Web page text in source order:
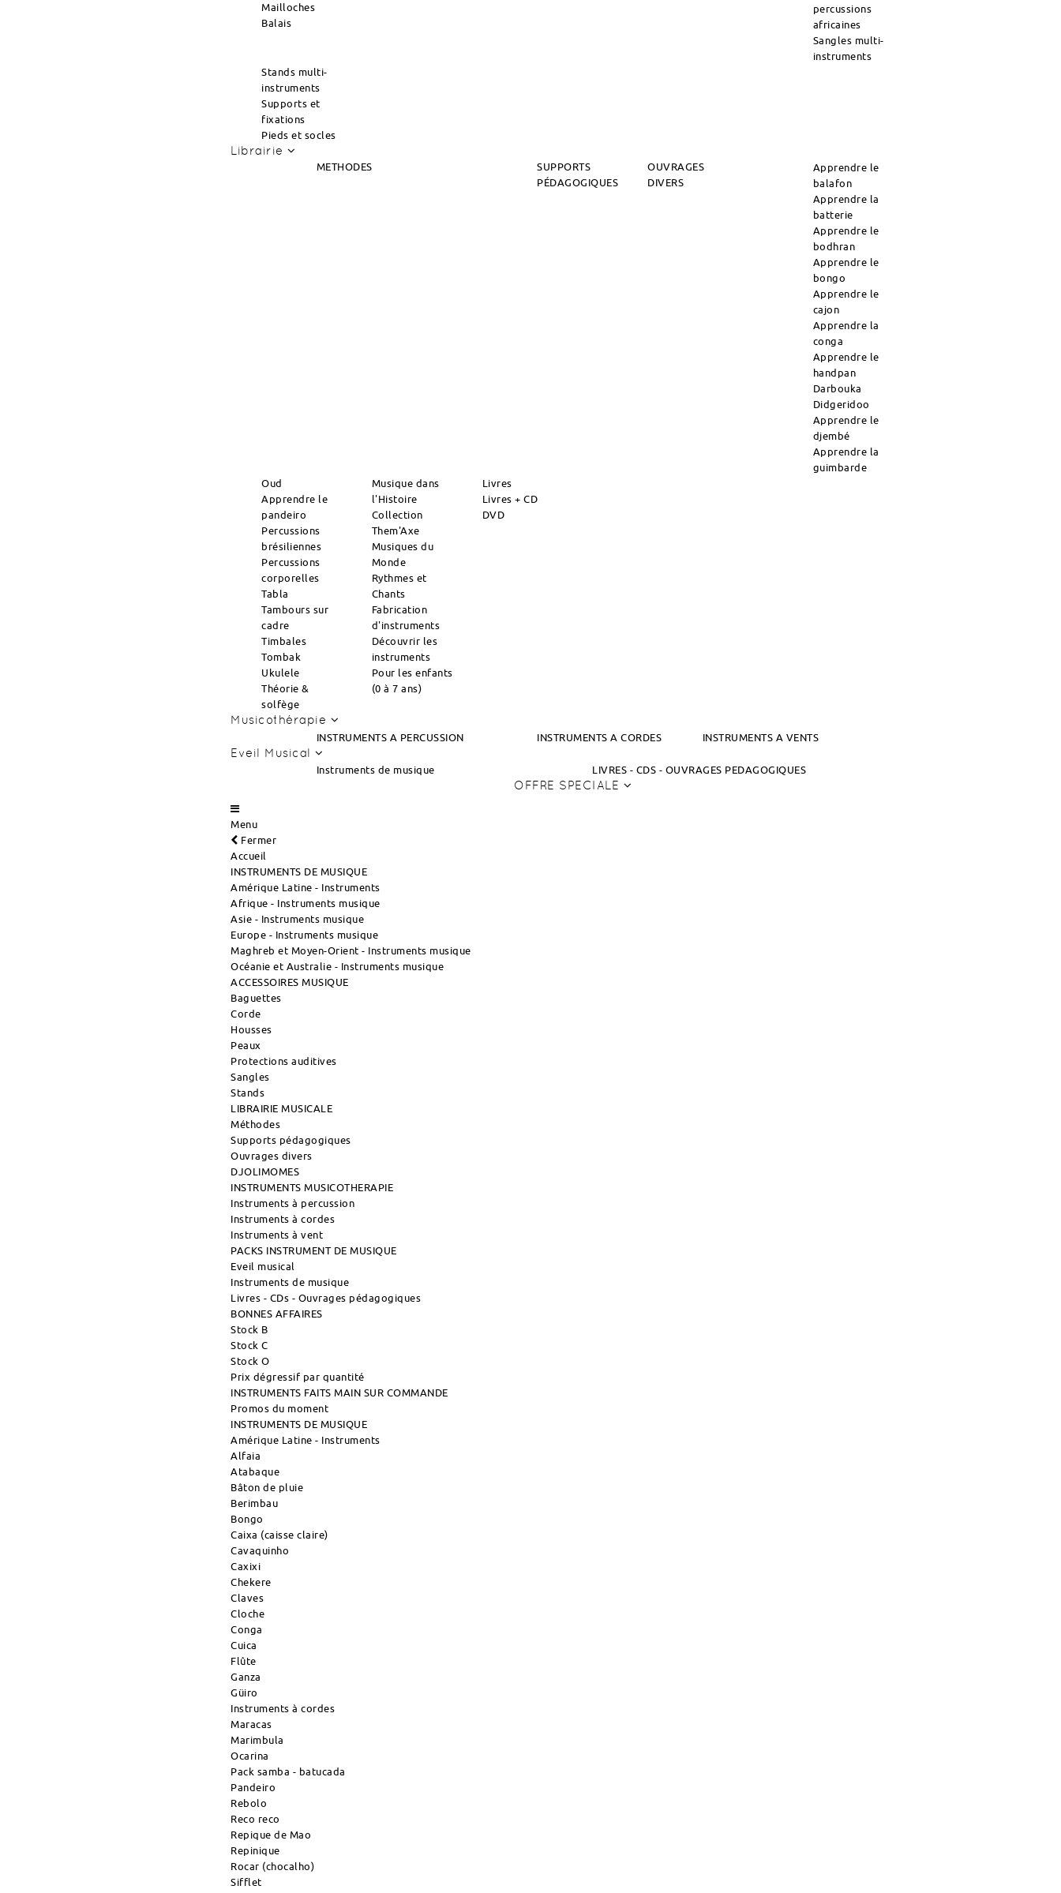
Mailloches
Balais
percussions
africaines
Sangles multi-
instruments
Stands multi-
instruments
Supports et
fixations
Pieds et socles
Librairie
METHODES
SUPPORTS
PÉDAGOGIQUES
OUVRAGES
DIVERS
Apprendre le
balafon
Apprendre la
batterie
Apprendre le
bodhran
Apprendre le
bongo
Apprendre le
cajon
Apprendre la
conga
Apprendre le
handpan
Darbouka
Didgeridoo
Apprendre le
djembé
Apprendre la
guimbarde
Oud
Apprendre le
pandeiro
Percussions
brésiliennes
Percussions
corporelles
Tabla
Tambours sur
cadre
Timbales
Tombak
Ukulele
Théorie &
solfège
Musique dans
l'Histoire
Collection
Them'Axe
Musiques du
Monde
Rythmes et
Chants
Fabrication
d'instruments
Découvrir les
instruments
Pour les enfants
(0 à 7 ans)
Livres
Livres + CD
DVD
Musicothérapie
INSTRUMENTS A PERCUSSION INSTRUMENTS A CORDES INSTRUMENTS A VENTS
Eveil Musical
Instruments de musique LIVRES - CDS - OUVRAGES PEDAGOGIQUES
OFFRE SPECIALE
Menu
Fermer
Accueil
INSTRUMENTS DE MUSIQUE
Amérique Latine - Instruments
Afrique - Instruments musique
Asie - Instruments musique
Europe - Instruments musique
Maghreb et Moyen-Orient - Instruments musique
Océanie et Australie - Instruments musique
ACCESSOIRES MUSIQUE
Baguettes
Corde
Housses
Peaux
Protections auditives
Sangles
Stands
LIBRAIRIE MUSICALE
Méthodes
Supports pédagogiques
Ouvrages divers
DJOLIMOMES
INSTRUMENTS MUSICOTHERAPIE
Instruments à percussion
Instruments à cordes
Instruments à vent
PACKS INSTRUMENT DE MUSIQUE
Eveil musical
Instruments de musique
Livres - CDs - Ouvrages pédagogiques
BONNES AFFAIRES
Stock B
Stock C
Stock O
Prix dégressif par quantité
INSTRUMENTS FAITS MAIN SUR COMMANDE
Promos du moment
INSTRUMENTS DE MUSIQUE
Amérique Latine - Instruments
Alfaia
Atabaque
Bâton de pluie
Berimbau
Bongo
Caixa (caisse claire)
Cavaquinho
Caxixi
Chekere
Claves
Cloche
Conga
Cuica
Flûte
Ganza
Güiro
Instruments à cordes
Maracas
Marimbula
Ocarina
Pack samba - batucada
Pandeiro
Rebolo
Reco reco
Repique de Mao
Repinique
Rocar (chocalho)
Sifflet